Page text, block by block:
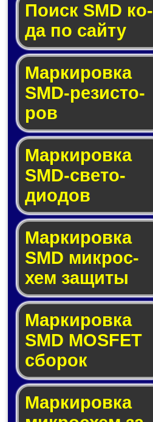
Поиск SMD ко­
да по сай­ту
Маркировка
SMD-ре­зис­то­
ров
Маркировка
SMD-све­то­
дио­дов
Мар­ки­ров­ка
SMD мик­рос­
хем защиты
Мар­ки­ров­ка
SMD MOSFET
сбо­рок
Мар­ки­ров­ка